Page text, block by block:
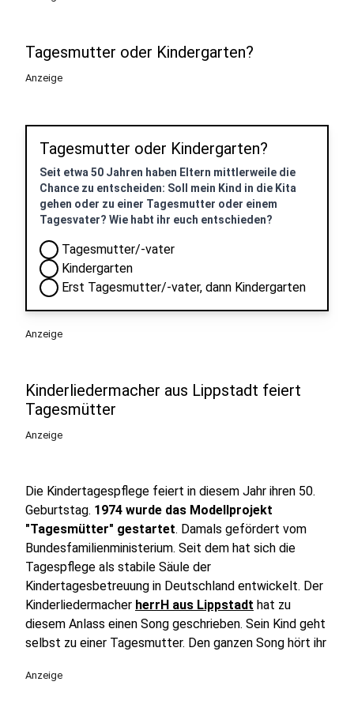
Tagesmutter oder Kindergarten?
Anzeige
Tagesmutter oder Kindergarten?
Seit etwa 50 Jahren haben Eltern mittlerweile die
Chance zu entscheiden: Soll mein Kind in die Kita
gehen oder zu einer Tagesmutter oder einem
Tagesvater? Wie habt ihr euch entschieden?
Tagesmutter/-vater
Kindergarten
Erst Tagesmutter/-vater, dann Kindergarten
Anzeige
Kinderliedermacher aus Lippstadt feiert
Tagesmütter
Anzeige
Die Kindertagespflege feiert in diesem Jahr ihren 50.
Geburtstag. 1974 wurde das Modellprojekt
"Tagesmütter" gestartet. Damals gefördert vom
Bundesfamilienministerium. Seit dem hat sich die
Tagespflege als stabile Säule der
Kindertagesbetreuung in Deutschland entwickelt. Der
Kinderliedermacher herrH aus Lippstadt hat zu
diesem Anlass einen Song geschrieben. Sein Kind geht
selbst zu einer Tagesmutter. Den ganzen Song hört ihr
Anzeige